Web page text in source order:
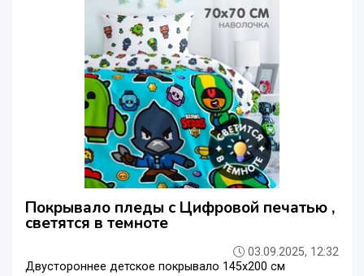
Покрывало пледы с Цифровой печатью ,
светятся в темноте
03.09.2025, 12:32
Двустороннее детское покрывало 145х200 см ⠀